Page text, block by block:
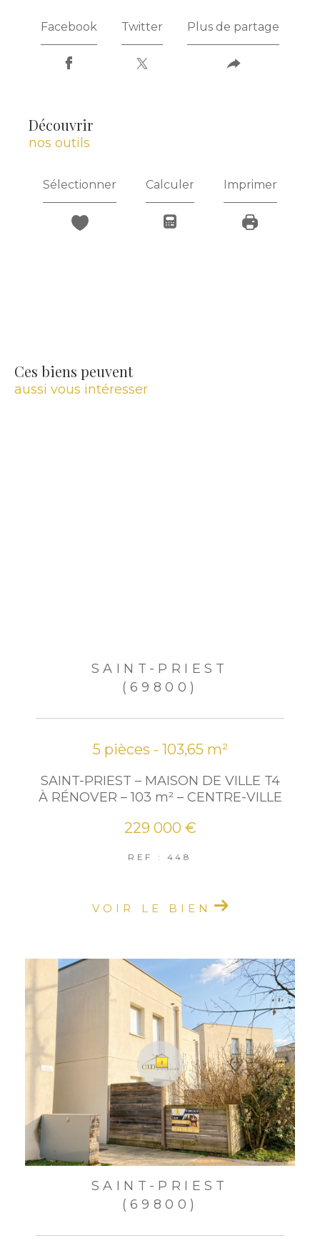
Facebook Twitter Plus de partage
découvrir
nos outils
Sélectionner Calculer Imprimer
Ces biens peuvent
aussi vous intéresser
SAINT-PRIEST
(69800)
5 pièces - 103,65 m²
SAINT-PRIEST – MAISON DE VILLE T4
À RÉNOVER – 103 m² – CENTRE-VILLE
229 000 €
REF : 448
VOIR LE BIEN
SAINT-PRIEST
(69800)